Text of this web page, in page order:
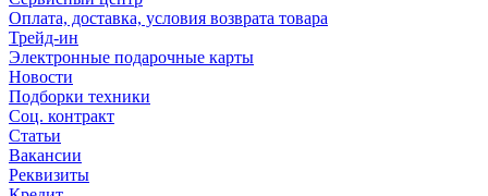
Оплата, доставка, условия возврата товара
Трейд-ин
Электронные подарочные карты
Новости
Подборки техники
Соц. контракт
Статьи
Вакансии
Реквизиты